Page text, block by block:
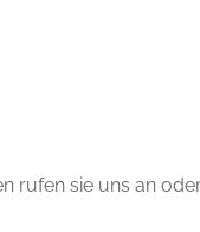
sie uns an